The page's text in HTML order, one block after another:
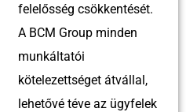
felelősség csökkentését.
A BCM Group minden
munkáltatói
kötelezettséget átvállal,
lehetővé téve az ügyfelek